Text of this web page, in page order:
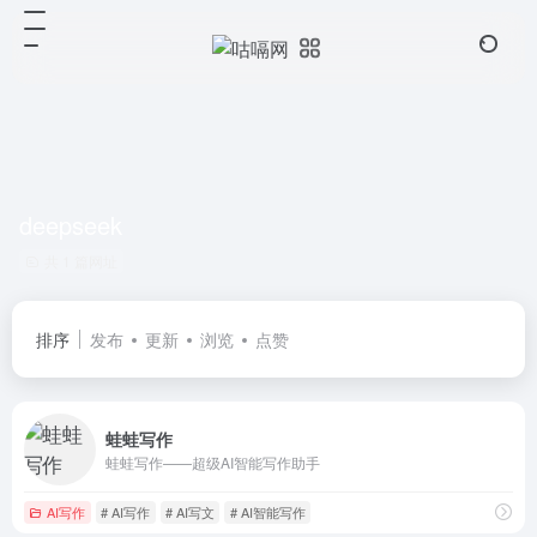
排序 发布 更新 浏览 点赞
蛙蛙写作
蛙蛙写作——超级AI智能写作助手
AI写作 # AI写作 # AI写文 # AI智能写作